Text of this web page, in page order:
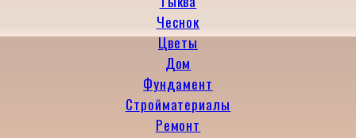
Чеснок
Цветы
Дом
Фундамент
Стройматериалы
Ремонт